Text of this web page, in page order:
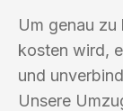
Um genau
kosten wird,
und
Unsere